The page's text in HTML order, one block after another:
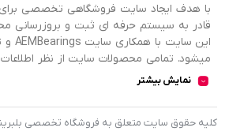
با هدف ایجاد سایت فروشگاهی تخصصی برای
قادر به سیستم حرفه ای ثبت و بروزرسانی
میشود. تمامی محصولات سایت از نظر
اطلاعات کامل محصولات را از فروشگاه انتخاب و
نمایش بیشتر
کليه حقوق سايت متعلق به فروشگاه تخصصی